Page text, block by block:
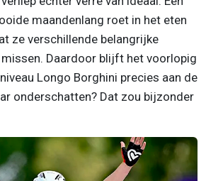
maandenlang roet in het eten
ze verschillende belangrijke
Daardoor blijft het voorlopig
Longo Borghini precies aan de
onderschatten? Dat zou bijzonder